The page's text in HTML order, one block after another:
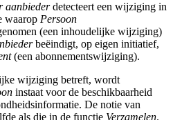
aanbiederdetecteert een wijziging in
waarop Persoon
(een inhoudelijke wijziging)
beëindigt, op eigen initiatief,
(een abonnementswijziging).
wijziging betreft, wordt
instaat voor de beschikbaarheid
De notie van
als die in de functie Verzamelen.